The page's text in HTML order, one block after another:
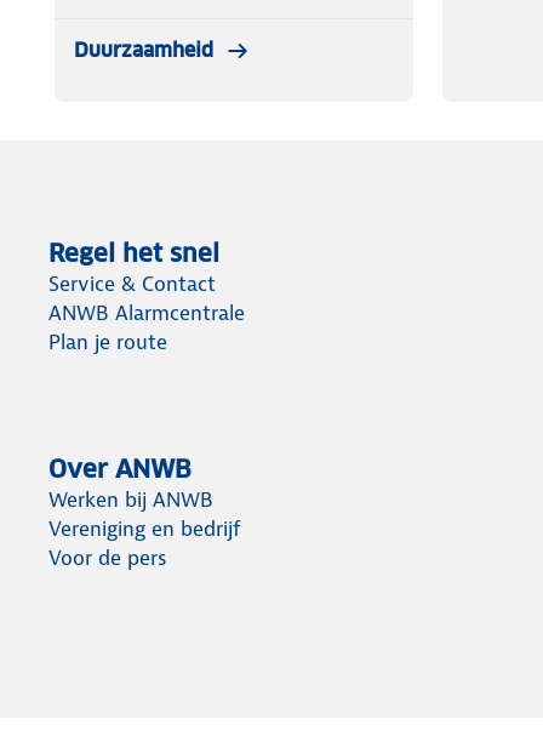
Duurzaamheid
Regel het snel
Service & Contact
ANWB Alarmcentrale
Plan je route
Over ANWB
Werken bij ANWB
Vereniging en bedrijf
Voor de pers